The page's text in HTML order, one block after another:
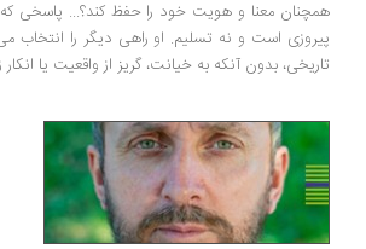
معنا و هویت خود را حفظ کند؟... پاسخی که ابراهیم
است و نه تسلیم. او راهی دیگر را انتخاب
بدون آنکه به خیانت، گریز از واقعیت یا انکار زندگی